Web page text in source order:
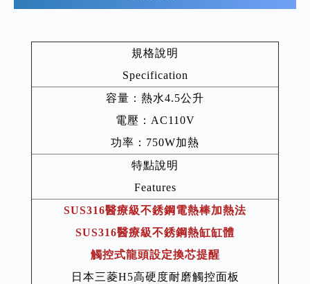
規格說明
Specification
容量：熱水4.5公升
電壓：AC110V
功率：750W加熱
特點說明
Features
SUS316醫療級不銹鋼電熱棒加熱法
SUS316醫療級不銹鋼熱缸缸體
觸控式龍頭設定換芯提醒
日本三菱H5高硬度耐磨觸控面板